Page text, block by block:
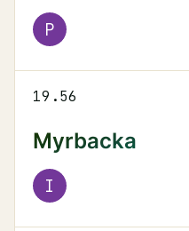
P
19.56
Myrbacka
I